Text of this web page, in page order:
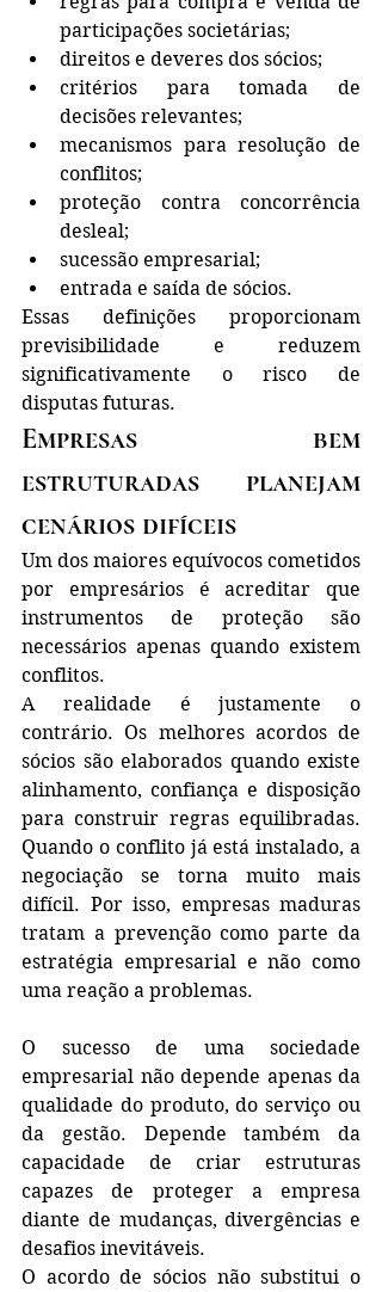
participações societárias;
direitos e deveres dos sócios;
critérios para tomada de
decisões relevantes;
mecanismos para resolução de
conflitos;
proteção contra concorrência
desleal;
sucessão empresarial;
entrada e saída de sócios.
Essas definições proporcionam
previsibilidade e reduzem
significativamente o risco de
disputas futuras.
Empresas bem
estruturadas planejam
cenários difíceis
Um dos maiores equívocos cometidos
por empresários é acreditar que
instrumentos de proteção são
necessários apenas quando existem
conflitos.
A realidade é justamente o
contrário. Os melhores acordos de
sócios são elaborados quando existe
alinhamento, confiança e disposição
para construir regras equilibradas.
Quando o conflito já está instalado, a
negociação se torna muito mais
difícil. Por isso, empresas maduras
tratam a prevenção como parte da
estratégia empresarial e não como
uma reação a problemas.
O sucesso de uma sociedade
empresarial não depende apenas da
qualidade do produto, do serviço ou
da gestão. Depende também da
capacidade de criar estruturas
capazes de proteger a empresa
diante de mudanças, divergências e
desafios inevitáveis.
O acordo de sócios não substitui o